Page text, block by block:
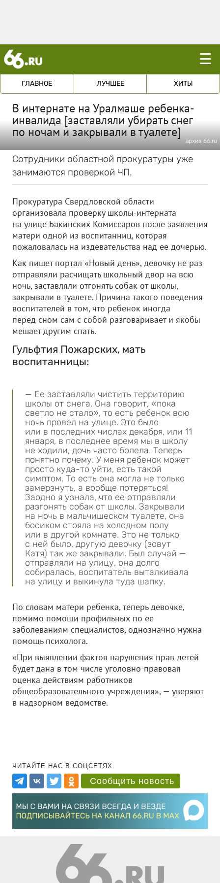
☰
ГЛАВНОЕ ЛУЧШЕЕ ХИТЫ
В интернате на Уралмаше ребенка-
инвалида [заставляли убирать снег
по ночам и закрывали в туалете]
архив 66.ru
Сотрудники областной прокуратуры уже
занимаются проверкой ЧП.
Прокуратура Свердловской области
организовала проверку школы-интерната
на улице Бакинских Комиссаров после заявления
матери одной из воспитанниц, которая
пожаловалась на издевательства над ее дочерью.
Как пишет портал «Новый день», девочку не раз
отправляли расчищать школьный двор на всю
ночь, заставляли отгонять собак от школы,
закрывали в туалете. Причина такого поведения
воспитателей в том, что ребенок иногда
перед сном сам с собой разговаривает и якобы
мешает другим спать.
Гульфтия Пожарских, мать
воспитанницы:
— Ее заставляли чистить территорию
школы от снега. Она говорит, «пока
светло не стало», то есть ребенок всю
ночь провел на улице. Это было
или в последних числах декабря, или 11
января, в последнее время мы в школу
не ходили, дочь часто болела. Теперь
понятно почему. У меня ребенок может
просто куда-то уйти, есть такой
симптом. То есть она могла не только
замерзнуть, а вообще потеряться!
Заодно я узнала, что ее отправляли
разгонять собак от школы. Закрывали
на ночь в мальчишеском туалете, она
босиком стояла на холодном полу
или в другой комнате. Это не только
с ней было, другую девочку (зовут
Катя) так же закрывали. Был случай —
отправляли на улицу, она долго
собиралась, воспитатель выталкивала
на улицу и выкинула туда шапку.
По словам матери ребенка, теперь девочке,
помимо помощи профильных по ее
заболеваниям специалистов, однозначно нужна
помощь психолога.
«При выявлении фактов нарушения прав детей
будет дана в том числе уголовно-правовая
оценка действиям работников
общеобразовательного учреждения», — уверяют
в надзорном ведомстве.
ЧИТАЙТЕ НАС В СОЦСЕТЯХ:
Сообщить новость